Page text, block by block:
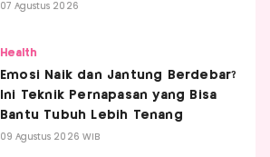
07 Agustus 2026
Health
Emosi Naik dan Jantung Berdebar?
Ini Teknik Pernapasan yang Bisa
Bantu Tubuh Lebih Tenang
09 Agustus 2026 WIB